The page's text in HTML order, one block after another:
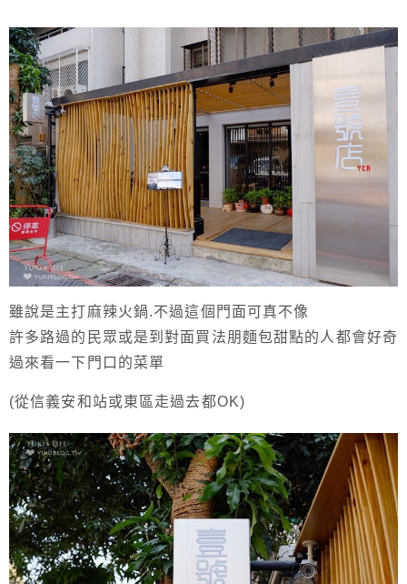
雖說是主打麻辣火鍋.不過這個門面可真不像
許多路過的民眾或是到對面買法朋麵包甜點的人都會好奇
過來看一下門口的菜單
(從信義安和站或東區走過去都OK)